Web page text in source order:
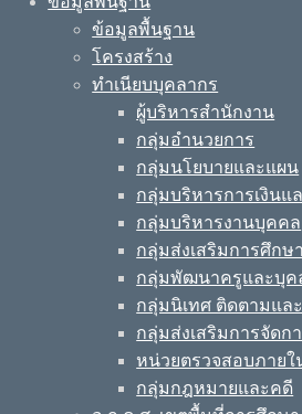
ข้อมูลพื้นฐาน
โครงสร้าง
ทำเนียบบุคลากร
ผู้บริหารสำนักงาน
กลุ่มอำนวยการ
กลุ่มนโยบายและแผน
กลุ่มบริหารการเงินแ
กลุ่มบริหารงานบุคคล
กลุ่มส่งเสริมการศึกษ
กลุ่มพัฒนาครูและบุค
กลุ่มนิเทศ ติดตามแล
กลุ่มส่งเสริมการจัดก
หน่วยตรวจสอบภายใ
กลุ่มกฎหมายและคดี